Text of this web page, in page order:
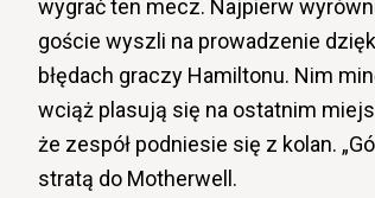
wygrać ten mecz. Najpierw
goście wyszli na prowadzenie
błędach graczy Hamiltonu. Nim
wciąż plasują się na ostatnim
że zespół podniesie się z kolan.
stratą do Motherwell.